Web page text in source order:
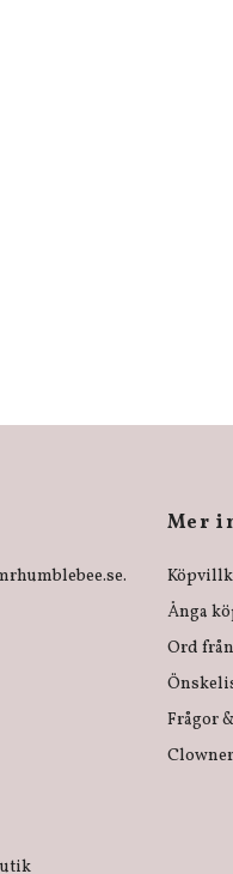
.
Mer
Ånga
Ord
Frågor